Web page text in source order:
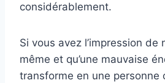
considérablement.
Si vous avez l’impression de
même et qu’une mauvaise
transforme en une personne